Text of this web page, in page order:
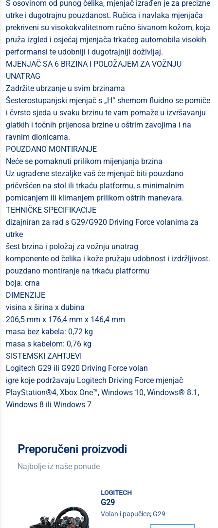
S osovinom od punog čelika, mjenjač izrađen je za precizne
utrke i dugotrajnu pouzdanost. Ručica i navlaka mjenjača
prekriveni su visokokvalitetnom ručno šivanom kožom, koja
pruža izgled i osjećaj mjenjača trkaćeg automobila visokih
performansi te udobniji i dugotrajniji doživljaj.
MJENJAČ SA 6 BRZINA I POLOŽAJEM ZA VOŽNJU
UNATRAG
Zadržite ubrzanje u svim brzinama
Šesterostupanjski mjenjač s „H“ shemom fluidno se pomiče
i čvrsto sjeda u svaku brzinu te vam pomaže u izvršavanju
glatkih i točnih prijenosa brzine u oštrim zavojima i na
ravnim dionicama.
POUZDANO MONTIRANJE
Neće se pomaknuti prilikom mijenjanja brzina
Uz ugrađene stezaljke vaš će mjenjač biti pouzdano
pričvršćen na stol ili trkaću platformu, s minimalnim
pomicanjem ili klimanjem prilikom oštrih manevara.
TEHNIČKE SPECIFIKACIJE
dizajniran za rad s G29/G920 Driving Force volanima za
utrke
šest brzina i položaj za vožnju unatrag
komponente od čelika i kože pružaju udobnost i izdržljivost.
pouzdano montiranje na trkaću platformu
boja: crna
DIMENZIJE
visina x širina x dubina
206,5 mm x 176,4 mm x 146,4 mm
masa bez kabela: 0,72 kg
masa s kabelom: 0,76 kg
SISTEMSKI ZAHTJEVI
Logitech G29 ili G920 Driving Force volan
igre koje podržavaju Logitech Driving Force mjenjač
PlayStation®4, Xbox One™, Windows 10, Windows® 8.1,
Windows 8 ili Windows 7
Preporučeni proizvodi
Najbolje iz naše ponude
logitech
G29
Volan i papučice; G29